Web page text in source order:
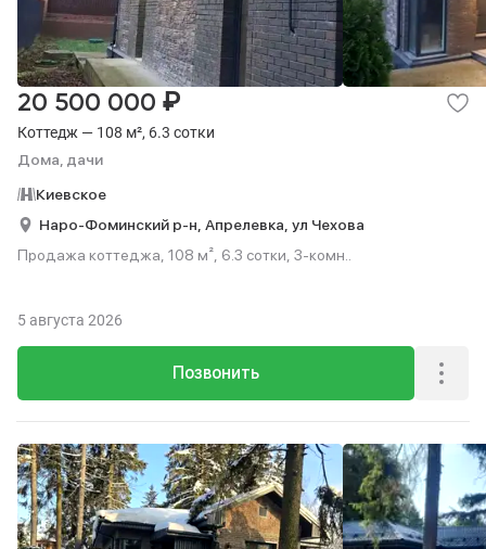
Коттедж — 108 м², 6.3 сотки
Дома, дачи
20 500 000 ₽
Киевское
Наро-Фоминский р-н, Апрелевка, ул Чехова
Продажа коттеджа, 108 м², 6.3 сотки, 3-комн..
Позвонить
5 августа 2026